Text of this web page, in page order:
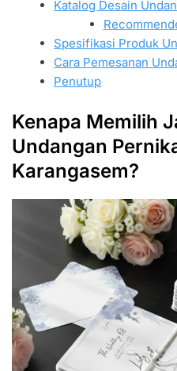
Katalog Desain
Spesifikasi Produk
Cara Pemesanan
Penutup
Kenapa Memilih
Undangan
Karangasem?